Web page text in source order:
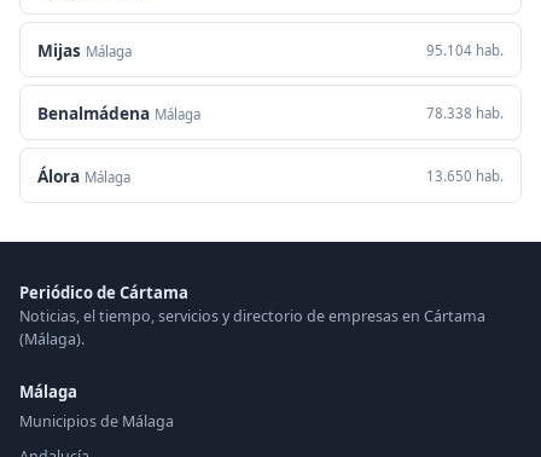
Mijas Málaga 95.104 hab.
Benalmádena Málaga 78.338 hab.
Álora Málaga 13.650 hab.
Periódico de Cártama
Noticias, el tiempo, servicios y directorio de empresas en Cártama
(Málaga).
Málaga
Municipios de Málaga